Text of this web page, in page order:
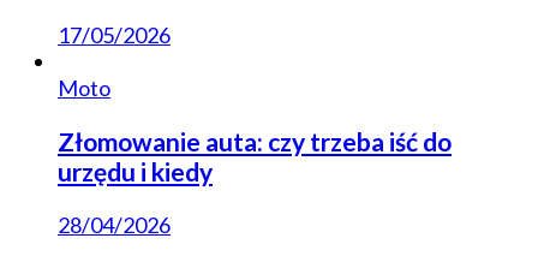
17/05/2026
Moto
Złomowanie auta: czy trzeba iść do
urzędu i kiedy
28/04/2026